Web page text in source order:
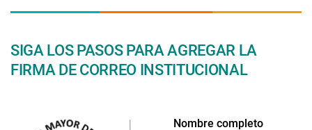
SIGA LOS PASOS PARA AGREGAR LA
FIRMA DE CORREO INSTITUCIONAL
Nombre completo